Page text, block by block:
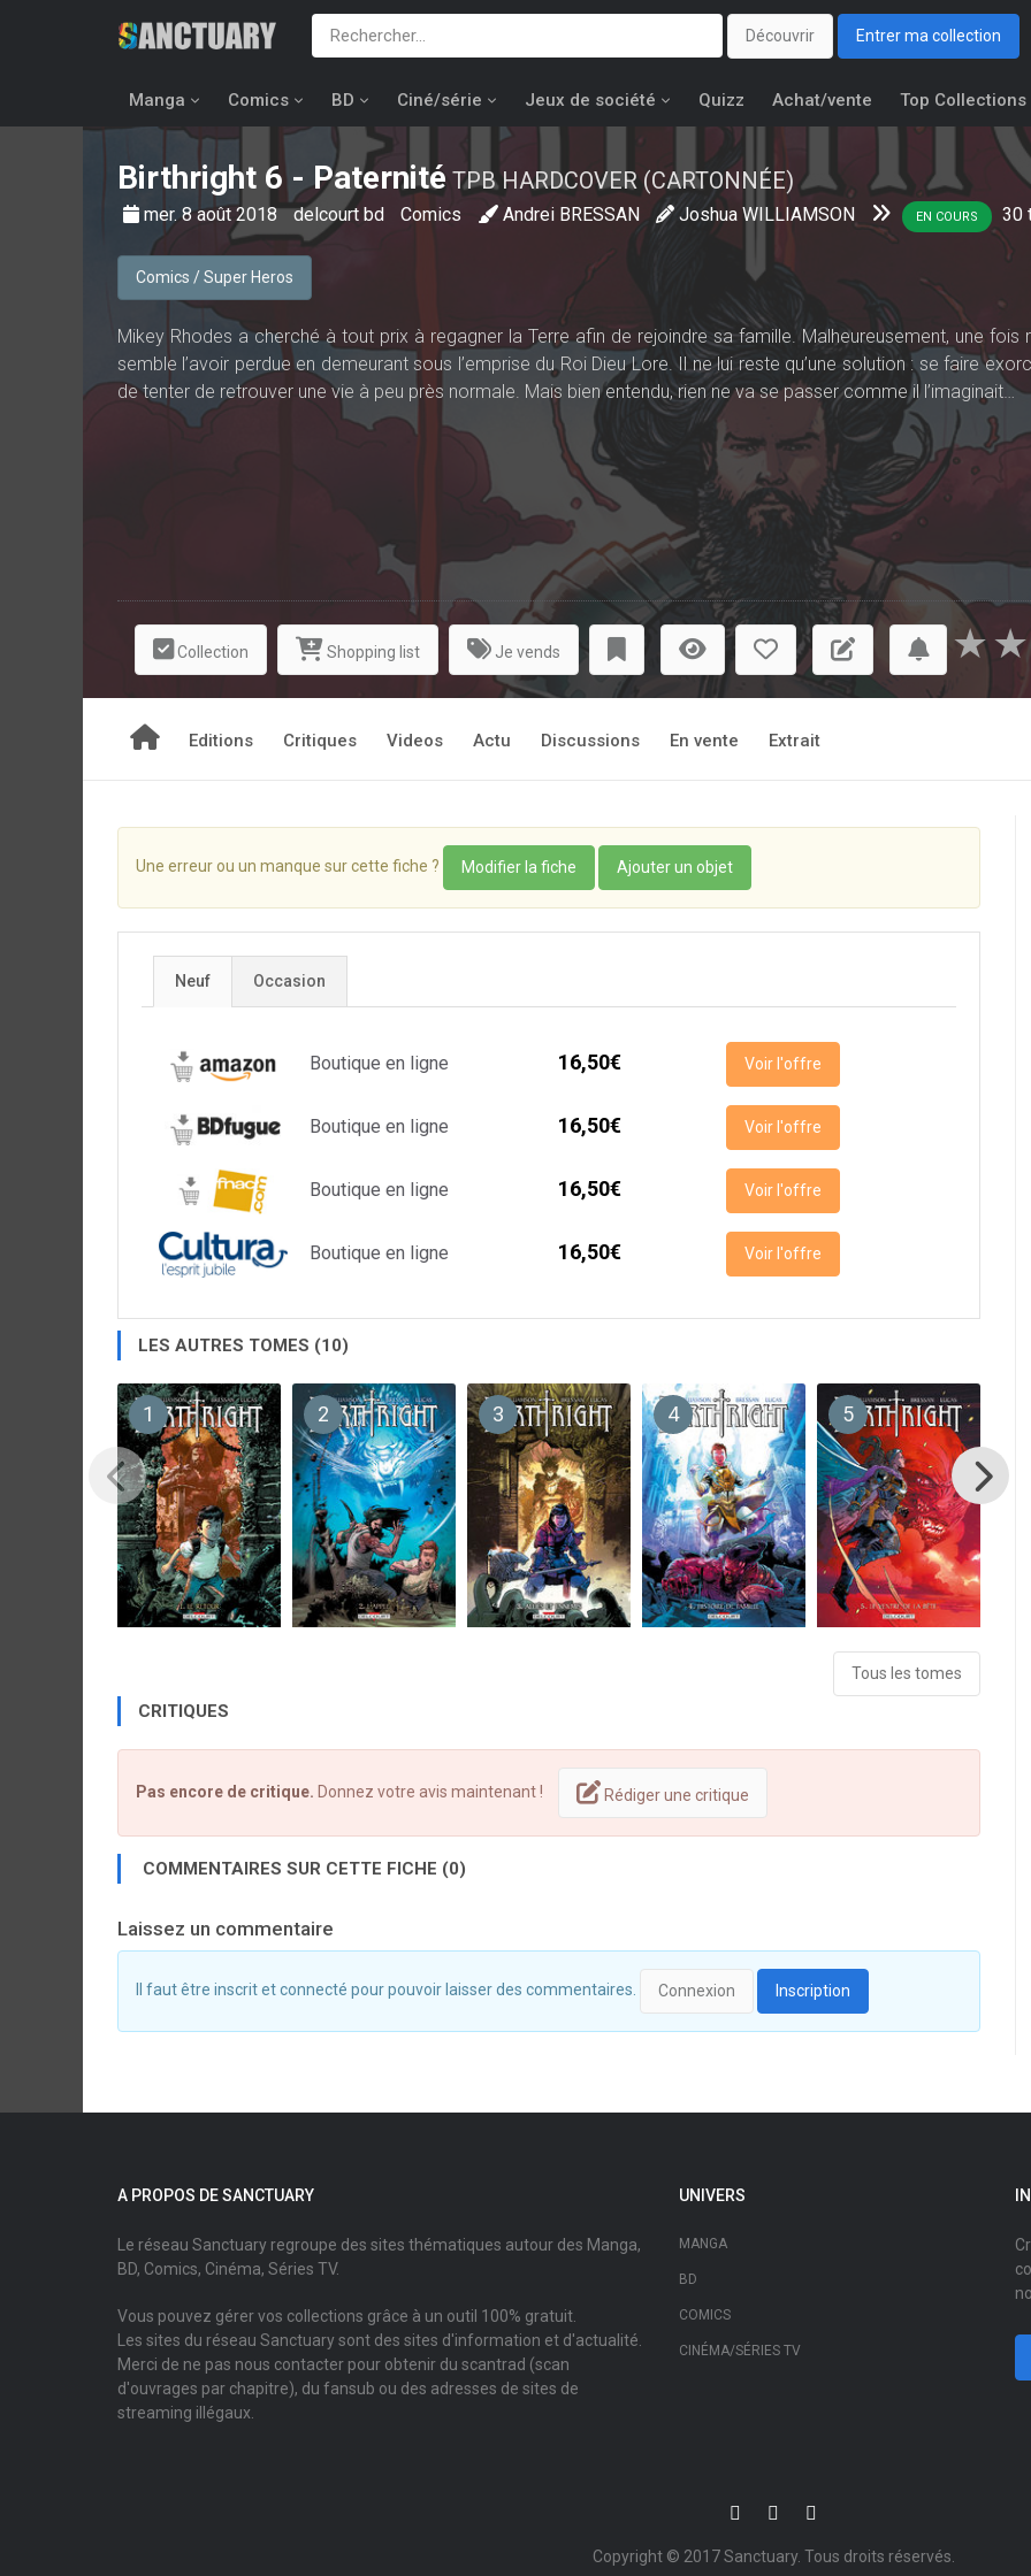
Découvrir Entrer ma collection
Manga Comics BD Ciné/série Jeux de société Quizz Achat/vente Top Collections
Birthright 6 - Paternité TPB HARDCOVER (CARTONNÉE)
mer. 8 août 2018 delcourt bd Comics Andrei BRESSAN Joshua WILLIAMSON EN COURS 30
Comics / Super Heros
Mikey Rhodes a cherché à tout prix à regagner la Terre afin de rejoindre sa famille. Malheureusement, une fois
semble l’avoir perdue en demeurant sous l’emprise du Roi Dieu Lore. Il ne lui reste qu’une solution : se faire
de tenter de retrouver une vie à peu près normale. Mais bien entendu, rien ne va se passer comme il l’imaginait…
Collection Shopping list Je vends ★
★
Editions Critiques Videos Actu Discussions En vente Extrait
Une erreur ou un manque sur cette fiche ? Modifier la fiche Ajouter un objet
Neuf Occasion
Boutique en ligne 16,50€ Voir l'offre
Boutique en ligne 16,50€ Voir l'offre
Boutique en ligne 16,50€ Voir l'offre
Boutique en ligne 16,50€ Voir l'offre
LES AUTRES TOMES (10)
1 2 3 4 5
Tous les tomes
CRITIQUES
Pas encore de critique. Donnez votre avis maintenant ! Rédiger une critique
COMMENTAIRES SUR CETTE FICHE (0)
Laissez un commentaire
Il faut être inscrit et connecté pour pouvoir laisser des commentaires. Connexion Inscription
A PROPOS DE SANCTUARY
Le réseau Sanctuary regroupe des sites thématiques autour des Manga,
BD, Comics, Cinéma, Séries TV.
Vous pouvez gérer vos collections grâce à un outil 100% gratuit.
Les sites du réseau Sanctuary sont des sites d'information et d'actualité.
Merci de ne pas nous contacter pour obtenir du scantrad (scan
d'ouvrages par chapitre), du fansub ou des adresses de sites de
streaming illégaux.
UNIVERS
MANGA
BD
COMICS
CINÉMA/SÉRIES TV
Copyright © 2017Sanctuary. Tous droits réservés.